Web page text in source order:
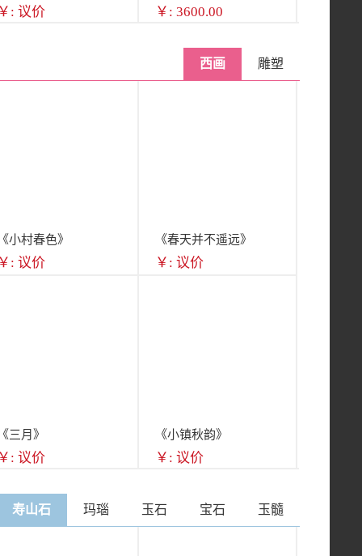
￥: 议价 ￥: 3600.00
西画 雕塑
《小村春色》
￥: 议价
《春天并不遥远》
￥: 议价
《三月》
￥: 议价
《小镇秋韵》
￥: 议价
寿山石 玛瑙 玉石 宝石 玉髓